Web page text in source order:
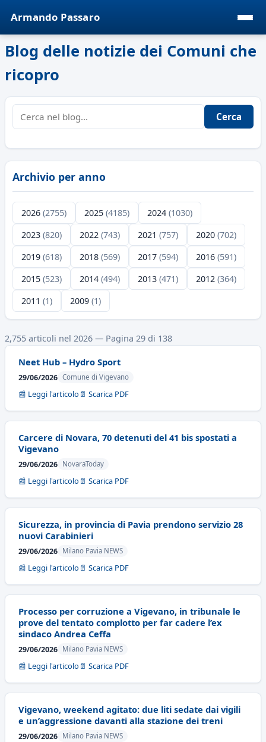
Armando Passaro
Blog delle notizie dei Comuni che
ricopro
Cerca
Archivio per anno
2026 (2755) 2025 (4185) 2024 (1030)
2023 (820) 2022 (743) 2021 (757) 2020 (702)
2019 (618) 2018 (569) 2017 (594) 2016 (591)
2015 (523) 2014 (494) 2013 (471) 2012 (364)
2011 (1) 2009 (1)
2,755 articoli nel 2026 — Pagina 29 di 138
Neet Hub – Hydro Sport
29/06/2026 Comune di Vigevano
📰 Leggi l'articolo 📄 Scarica PDF
Carcere di Novara, 70 detenuti del 41 bis spostati a
Vigevano
29/06/2026 NovaraToday
📰 Leggi l'articolo 📄 Scarica PDF
Sicurezza, in provincia di Pavia prendono servizio 28
nuovi Carabinieri
29/06/2026 Milano Pavia NEWS
📰 Leggi l'articolo 📄 Scarica PDF
Processo per corruzione a Vigevano, in tribunale le
prove del tentato complotto per far cadere l’ex
sindaco Andrea Ceffa
29/06/2026 Milano Pavia NEWS
📰 Leggi l'articolo 📄 Scarica PDF
Vigevano, weekend agitato: due liti sedate dai vigili
e un’aggressione davanti alla stazione dei treni
29/06/2026 Milano Pavia NEWS